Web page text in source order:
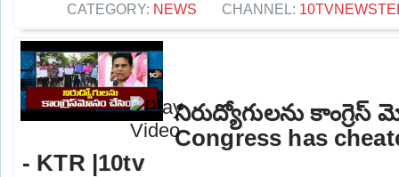
CATEGORY: NEWS CHANNEL:
నిరుద్యోగులను
Congress has
- KTR |10tv